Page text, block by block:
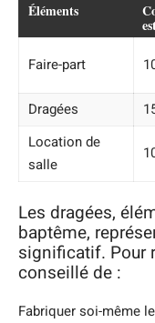
Éléments
Faire-part
Dragées
Location de
salle
Les dragées,
baptême,
significatif. Pour
conseillé de :
Fabriquer soi-même